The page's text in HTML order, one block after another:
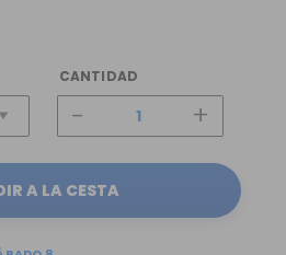
CANTIDAD
- +
A LA CESTA